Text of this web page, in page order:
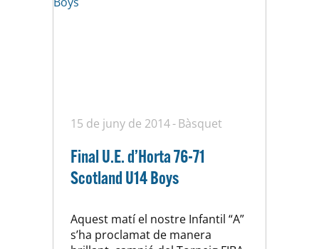
15 de juny de 2014 Bàsquet
Final U.E. d’Horta 76-71
Scotland U14 Boys
Aquest matí el nostre Infantil “A”
s’ha proclamat de manera